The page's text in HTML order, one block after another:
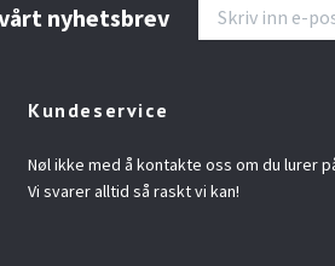
nyhetsbrev
Kundeservice
Nøl ikke med å kontakte oss om du lurer
Vi svarer alltid så raskt vi kan!